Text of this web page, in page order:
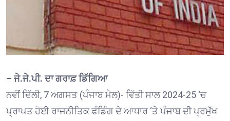
– ਜੇ.ਜੇ.ਪੀ. ਦਾ ਗਰਾਫ਼ ਡਿੱਗਿਆ
ਨਵੀਂ ਦਿੱਲੀ, 7 ਅਗਸਤ (ਪੰਜਾਬ ਮੇਲ)- ਵਿੱਤੀ ਸਾਲ 2024-25 ‘ਚ
ਪ੍ਰਾਪਤ ਹੋਈ ਰਾਜਨੀਤਿਕ ਫੰਡਿੰਗ ਦੇ ਆਧਾਰ ‘ਤੇ ਪੰਜਾਬ ਦੀ ਪ੍ਰਮੁੱਖ